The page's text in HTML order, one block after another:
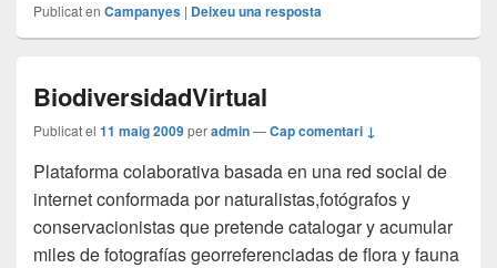
Publicat en Campanyes | Deixeu una resposta
BiodiversidadVirtual
Publicat el 11 maig 2009peradmin—Cap comentari ↓
Plataforma colaborativa basada en una red social de
internet conformada por naturalistas,fotógrafos y
conservacionistas que pretende catalogar y acumular
miles de fotografías georreferenciadas de flora y fauna